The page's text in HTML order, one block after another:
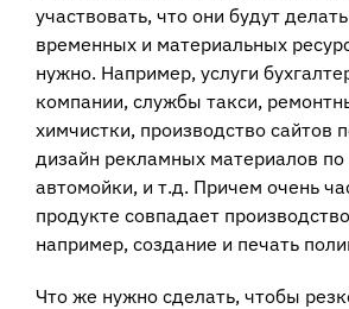
участвовать, что они будут
временных и материальных
нужно. Например, услуги
компании, службы такси,
химчистки, производство сайтов
дизайн рекламных материалов
автомойки, и т.д. Причем очень
продукте совпадает
например, создание и печать
Что же нужно сделать, чтобы